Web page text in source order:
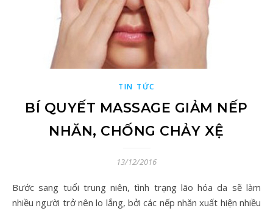
TIN TỨC
BÍ QUYẾT MASSAGE GIẢM NẾP
NHĂN, CHỐNG CHẢY XỆ
13/12/2016
Bước sang tuổi trung niên, tình trạng lão hóa da sẽ làm
nhiều người trở nên lo lắng, bởi các nếp nhăn xuất hiện nhiều